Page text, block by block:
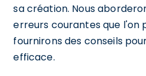
sa création. Nous
erreurs courantes que
fournirons des conseils
efficace.